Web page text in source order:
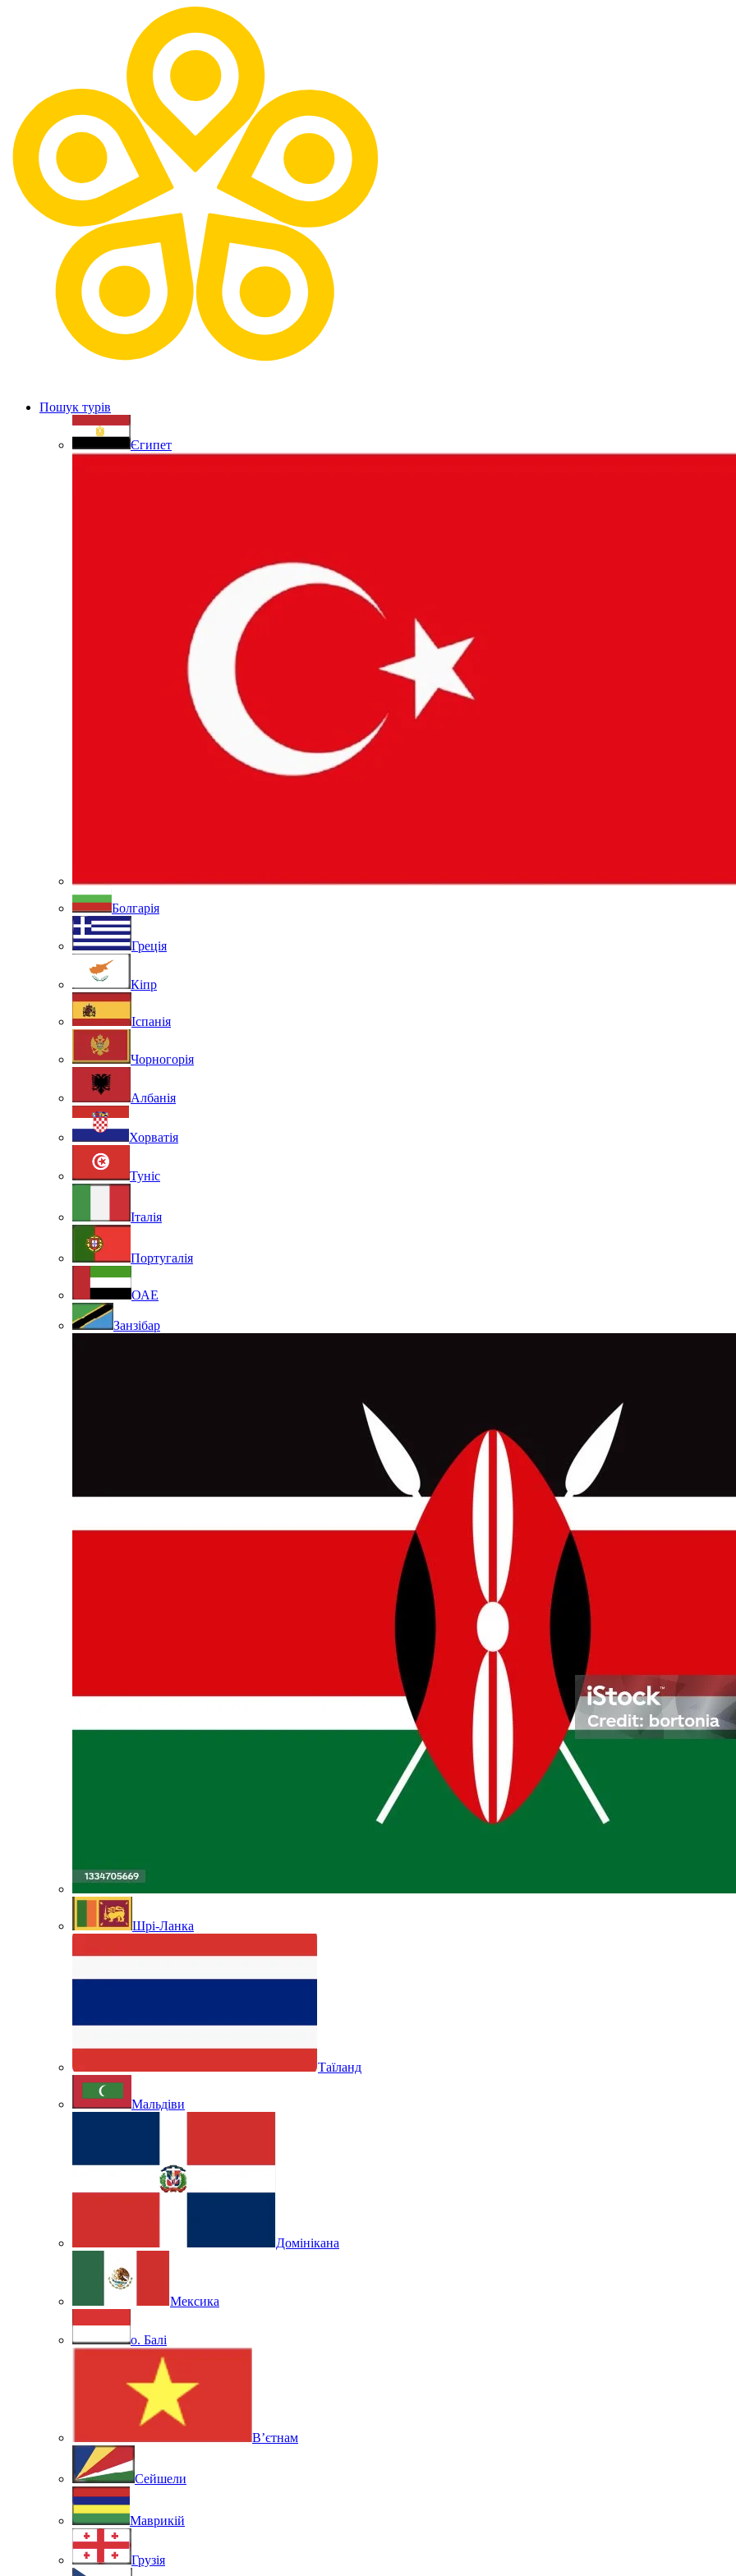
Пошук турів
Єгипет
Болгарія
Греція
Кіпр
Іспанія
Чорногорія
Албанія
Хорватія
Туніс
Італія
Португалія
ОАЕ
Занзібар
Шрі-Ланка
Таїланд
Мальдіви
Домінікана
Мексика
о. Балі
В’єтнам
Сейшели
Маврикій
Грузія